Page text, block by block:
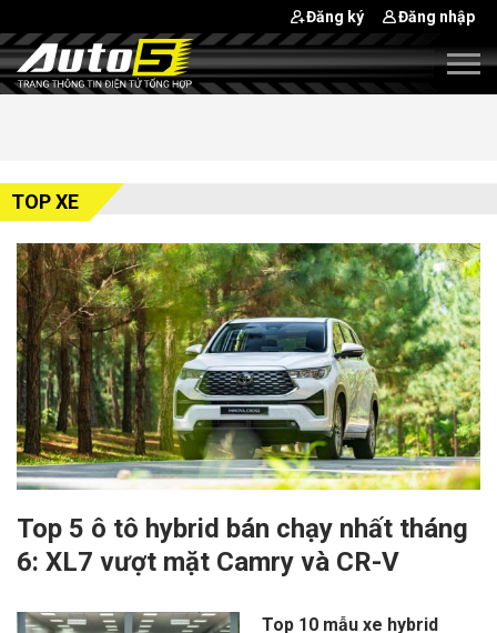
Đăng ký Đăng nhập
TOP XE
Top 5 ô tô hybrid bán chạy nhất tháng
6: XL7 vượt mặt Camry và CR-V
Top 10 mẫu xe hybrid